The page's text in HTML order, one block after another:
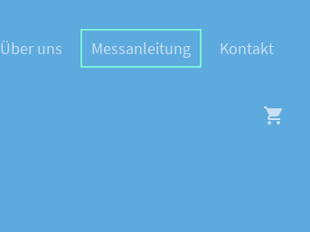
Über uns Messanleitung Kontakt